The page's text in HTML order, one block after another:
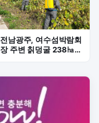
전남광주, 여수섬박람회
장 주변 칡덩굴 238㏊